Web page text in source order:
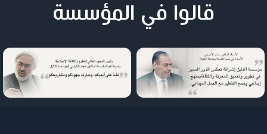
قالوا في المؤسسة